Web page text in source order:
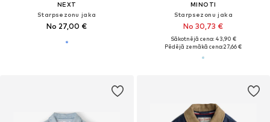
NEXT
Starpsezonu jaka
No 27,00 €
MINOTI
Starpsezonu jaka
No 30,73 €
Sākotnējā cena: 43,90 €
Pēdējā zemākā cena:27,66 €